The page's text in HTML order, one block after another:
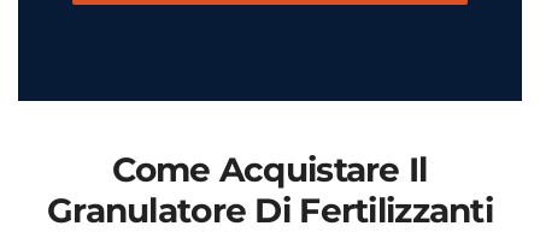
Come Acquistare Il
Granulatore Di Fertilizzanti